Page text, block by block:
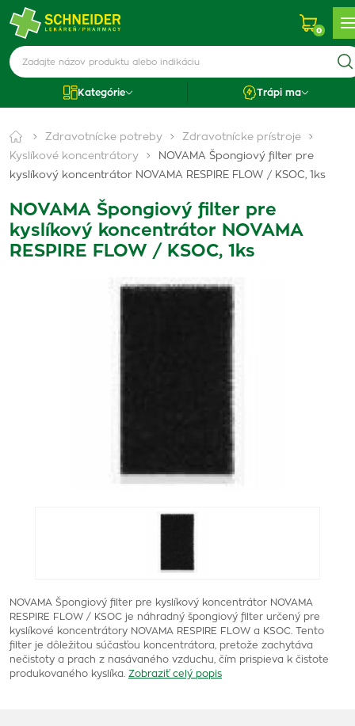
0
Kategórie Trápi ma
Zdravotnícke potreby
Zdravotnícke prístroje
Kyslíkové koncentrátory
NOVAMA Špongiový filter pre
kyslíkový koncentrátor NOVAMA RESPIRE FLOW / KSOC, 1ks
NOVAMA Špongiový filter pre
kyslíkový koncentrátor NOVAMA
RESPIRE FLOW / KSOC, 1ks
NOVAMA Špongiový filter pre kyslíkový koncentrátor NOVAMA
RESPIRE FLOW / KSOC je náhradný špongiový filter určený pre
kyslíkové koncentrátory NOVAMA RESPIRE FLOW a KSOC. Tento
filter je dôležitou súčasťou koncentrátora, pretože zachytáva
nečistoty a prach z nasávaného vzduchu, čím prispieva k čistote
produkovaného kyslíka. Zobraziť celý popis